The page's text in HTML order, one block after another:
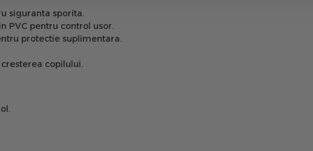
siguranta sporita.
PVC pentru control usor.
protectie suplimentara.
copilului.